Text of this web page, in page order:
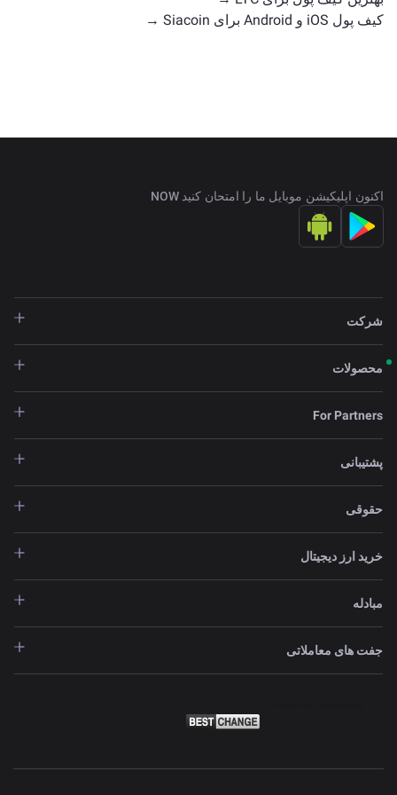
کیف پول iOS و Android برای Siacoin →
اکنون اپلیکیشن موبایل ما را امتحان کنید NOW
شرکت
محصولات
For Partners
پشتیبانی
حقوقی
خرید ارز دیجیتال
مبادله
جفت های معاملاتی